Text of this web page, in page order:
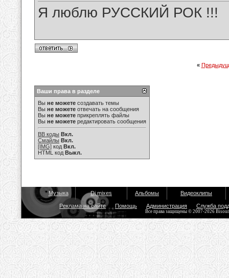
Я люблю РУССКИЙ РОК !!!
«
Ваши права в разделе
Вы не можете создавать темы
Вы не можете отвечать на сообщения
Вы не можете прикреплять файлы
Вы не можете редактировать сообщения
BB коды Вкл.
Смайлы Вкл.
[IMG] код Вкл.
HTML код Выкл.
Музыка Dj mixes Альбомы Видеоклипы
Реклама на сайте Помощь Администрация Служба
Все права защищены © 2007-2026